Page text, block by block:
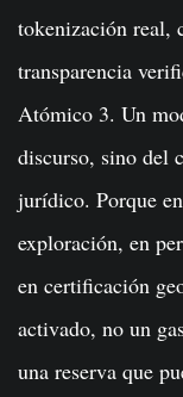
tokenización real,
transparencia
Atómico 3. Un
discurso, sino del
jurídico. Porque
exploración, en
en certificación
activado, no un
una reserva que